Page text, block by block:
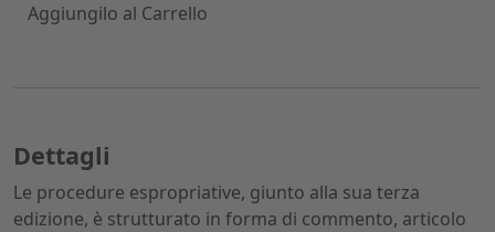
Aggiungilo al Carrello
Dettagli
Le procedure espropriative, giunto alla sua terza
edizione, è strutturato in forma di commento, articolo